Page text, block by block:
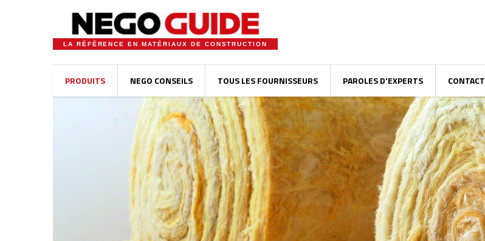
LA RÉFÉRENCE EN MATÉRIAUX DE CONSTRUCTION
PRODUITS NEGO CONSEILS TOUS LES FOURNISSEURS PAROLES D'EXPERTS CONTACT